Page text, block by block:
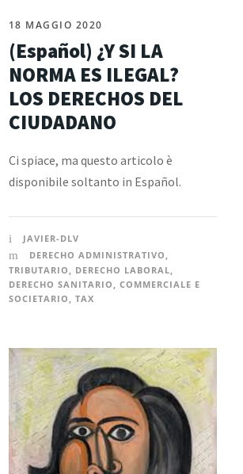
18 MAGGIO 2020
(Español) ¿Y SI LA
NORMA ES ILEGAL?
LOS DERECHOS DEL
CIUDADANO
Ci spiace, ma questo articolo è
disponibile soltanto in Español.
JAVIER-DLV
DERECHO ADMINISTRATIVO ,
TRIBUTARIO , DERECHO LABORAL,
DERECHO SANITARIO , COMMERCIALE E
SOCIETARIO , TAX